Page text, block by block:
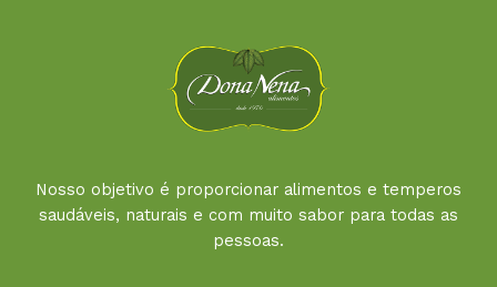
Nosso objetivo é proporcionar alimentos e temperos
saudáveis, naturais e com muito sabor para todas as
pessoas.